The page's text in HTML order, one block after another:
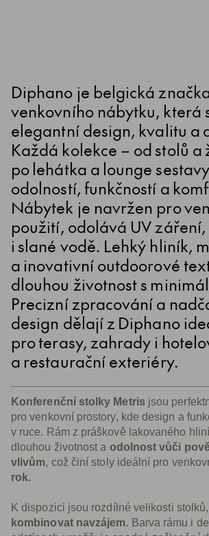
Diphano je belgická
venkovního nábytku, která
elegantní design, kvalitu a
Každá kolekce – od stolů a
po lehátka a lounge
odolností, funkčností a
Nábytek je navržen pro
použití, odolává UV
i slané vodě. Lehký hliník,
a inovativní outdoorové
dlouhou životnost s
Precizní zpracování a
design dělají z Diphano
pro terasy, zahrady i
a restaurační exteriéry.
Konferenční stolky Metris jsou
pro venkovní prostory, kde design a
v ruce. Rám z práškově lakovaného
dlouhou životnost a odolnost vůči
vlivům, což činí stoly ideální pro
rok.
K dispozici jsou rozdílné velikosti
kombinovat navzájem. Barva rámu i